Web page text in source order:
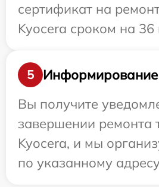
сертификат на
Kyocera сроком на 36
5
Информирование
Вы получите
завершении ремонта
Kyocera, и мы
по указанному